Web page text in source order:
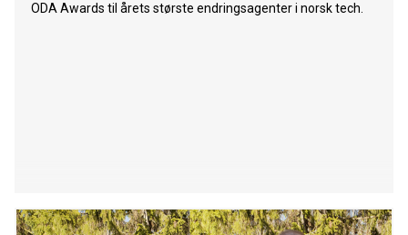
ODA Awards til årets største endringsagenter i norsk tech.